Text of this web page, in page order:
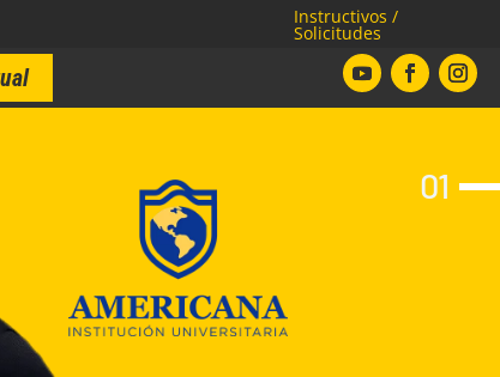
Instructivos /
Solicitudes
01